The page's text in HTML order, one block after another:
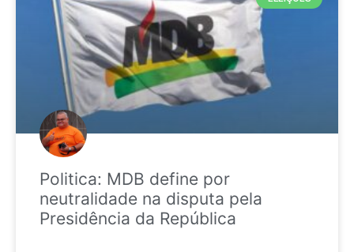
Politica: MDB define por
neutralidade na disputa pela
Presidência da República